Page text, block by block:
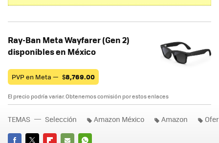
Ray-Ban Meta Wayfarer (Gen 2)
disponibles en México
PVP en Meta — $8,769.00
El precio podría variar. Obtenemos comisión por estos enlaces
TEMAS Selección Amazon México Amazon